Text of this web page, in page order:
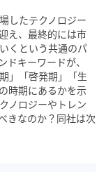
したテクノロジー
え、最終的には市
くという共通のパ
キーワードが、
」「啓発期」「生
時期にあるかを示
ノロジーやトレン
きなのか？同社は次